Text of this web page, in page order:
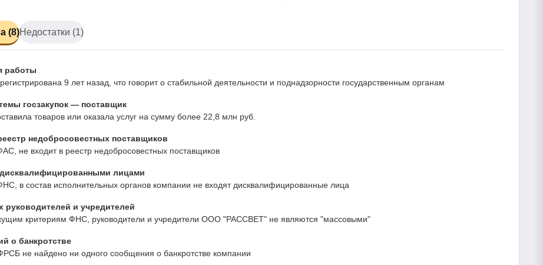
(8)Недостатки (1)
работы
9 лет назад, что говорит о стабильной деятельности и поднадзорности государственным органам
госзакупок — поставщик
товаров или оказала услуг на сумму более 22,8 млн руб.
недобросовестных поставщиков
не входит в реестр недобросовестных поставщиков
дисквалифицированными лицами
в состав исполнительных органов компании не входят дисквалифицированные лица
руководителей и учредителей
критериям ФНС, руководители и учредители ООО "РАССВЕТ" не являются "массовыми"
о банкротстве
не найдено ни одного сообщения о банкротстве компании